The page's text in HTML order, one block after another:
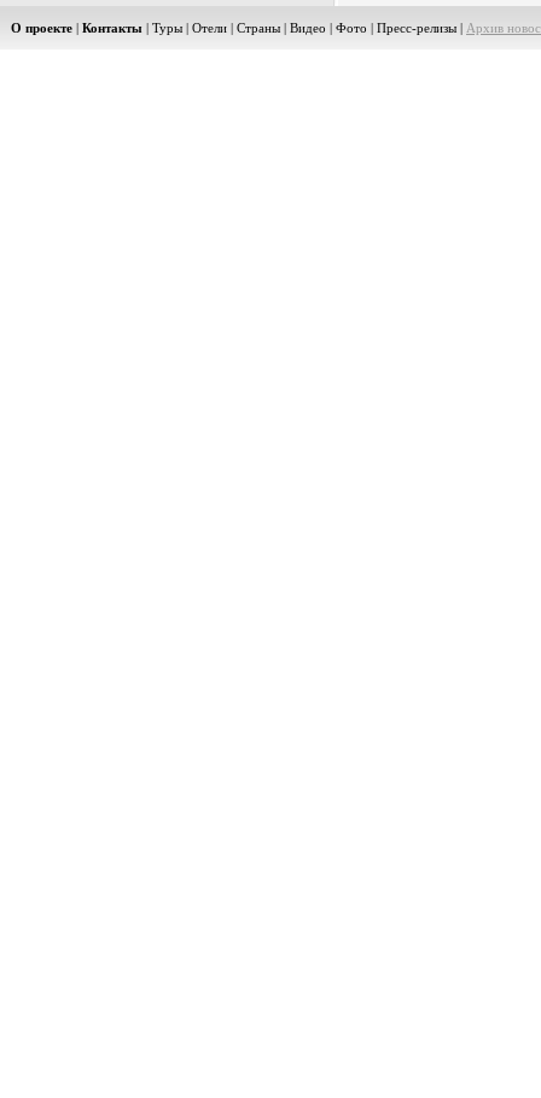
О проекте | Контакты | Туры | Отели | Страны | Видео | Фото | Пресс-релизы | Архив